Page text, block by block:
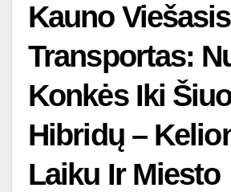
Kauno Viešasis
Transportas:
Konkės Iki
Hibridų –
Laiku Ir Miesto